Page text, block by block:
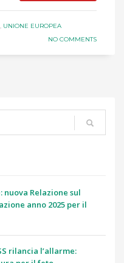
, UNIONE EUROPEA
NO COMMENTS
Relazione sul
anno 2025 per il
rilancia l’allarme: